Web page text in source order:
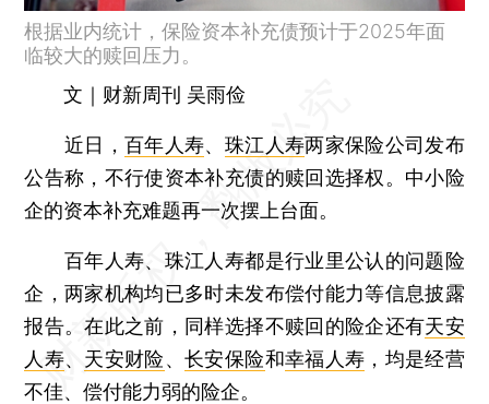
根据业内统计，保险资本补充债预计于2025年面
临较大的赎回压力。
文｜财新周刊 吴雨俭
近日，百年人寿、 珠江人寿两家保险公司发布
公告称，不行使资本补充债的赎回选择权。中小险
企的资本补充难题再一次摆上台面。
百年人寿、珠江人寿都是行业里公认的问题险
企，两家机构均已多时未发布偿付能力等信息披露
报告。在此之前，同样选择不赎回的险企还有天安
人寿、 天安财险、长安保险和幸福人寿 ，均是经营
不佳、偿付能力弱的险企。